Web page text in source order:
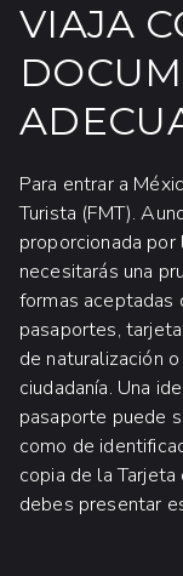
VIAJA
Para entrar a
Turista (FMT).
proporcionada por
necesitarás una
formas aceptadas
pasaportes,
de naturalización
ciudadanía. Una
pasaporte puede
como de
copia de la
debes presentar